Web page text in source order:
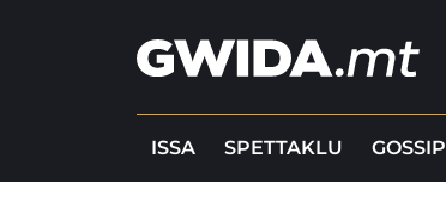
ISSA SPETTAKLU GOSSIP